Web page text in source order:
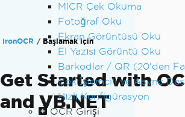
MICR Çek Okuma
Fotoğraf Oku
Ekran Görüntüsü Oku
El Yazısı Görüntü Oku
Barkodlar / QR (20'den
Çok İşlemcili ve Async
Hızlı Konfigürasyon
OCR Girişi
IronOCR Başlamak için
Get Started with
and VB.NET